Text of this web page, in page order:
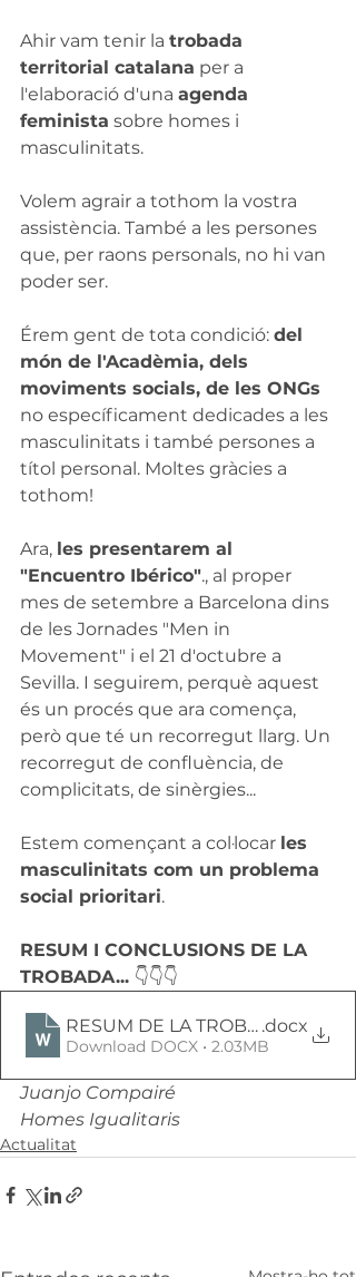
Ahir vam tenir la trobada
territorial catalana per a
l'elaboració d'una agenda
feminista sobre homes i
masculinitats.
Volem agrair a tothom la vostra
assistència. També a les persones
que, per raons personals, no hi van
poder ser.
Érem gent de tota condició: del
món de l'Acadèmia, dels
moviments socials, de les ONGs
no específicament dedicades a les
masculinitats i també persones a
títol personal. Moltes gràcies a
tothom!
Ara, les presentarem al
"Encuentro Ibérico"., al proper
mes de setembre a Barcelona dins
de les Jornades "Men in
Movement" i el 21 d'octubre a
Sevilla. I seguirem, perquè aquest
és un procés que ara comença,
però que té un recorregut llarg. Un
recorregut de confluència, de
complicitats, de sinèrgies...
Estem començant a col·locar les
masculinitats com un problema
social prioritari.
RESUM I CONCLUSIONS DE LA
TROBADA... 👇👇👇
RESUM DE LA TROBADA DEL 19
.docx
Download DOCX • 2.03MB
Juanjo Compairé
Homes Igualitaris
Actualitat